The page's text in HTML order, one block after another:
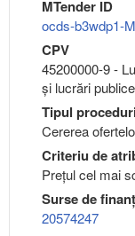
MTender ID
ocds-b3wdp1-
CPV
45200000-9 -
şi lucrări publice
Tipul
Cererea
Criteriu de
Preţul cel mai
Surse de
20574247